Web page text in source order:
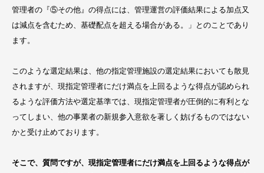
管理者の『⑤その他』の得点には、管理運営の評価結果による加点又
は減点を含むため、基礎配点を超える場合がある。」とのことであり
ます。
このような選定結果は、他の指定管理施設の選定結果においても散見
されますが、現指定管理者にだけ満点を上回るような得点が認められ
るような評価方法や選定基準では、現指定管理者が圧倒的に有利とな
ってしまい、他の事業者の新規参入意欲を著しく妨げるものではない
かと受け止めております。
そこで、質問ですが、現指定管理者にだけ満点を上回るような得点が